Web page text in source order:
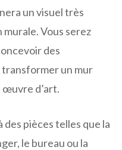
un visuel très
Vous serez
des
un mur
œuvre d’art.
pièces telles que la
le bureau ou la